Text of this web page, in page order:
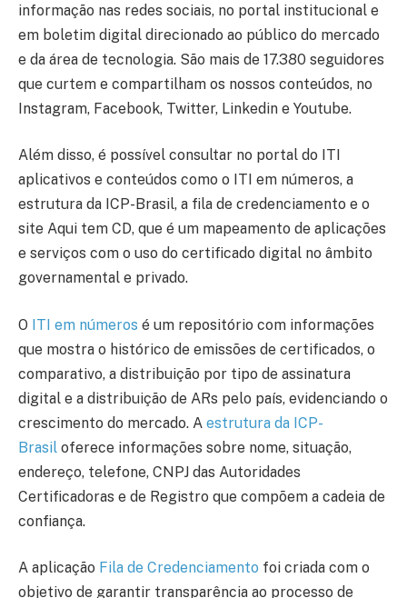
informação nas redes sociais, no portal institucional e
em boletim digital direcionado ao público do mercado
e da área de tecnologia. São mais de 17.380 seguidores
que curtem e compartilham os nossos conteúdos, no
Instagram, Facebook, Twitter, Linkedin e Youtube.
Além disso, é possível consultar no portal do ITI
aplicativos e conteúdos como o ITI em números, a
estrutura da ICP-Brasil, a fila de credenciamento e o
site Aqui tem CD, que é um mapeamento de aplicações
e serviços com o uso do certificado digital no âmbito
governamental e privado.
O ITI em números é um repositório com informações
que mostra o histórico de emissões de certificados, o
comparativo, a distribuição por tipo de assinatura
digital e a distribuição de ARs pelo país, evidenciando o
crescimento do mercado. A estrutura da ICP-
Brasil oferece informações sobre nome, situação,
endereço, telefone, CNPJ das Autoridades
Certificadoras e de Registro que compõem a cadeia de
confiança.
A aplicação Fila de Credenciamento foi criada com o
objetivo de garantir transparência ao processo de